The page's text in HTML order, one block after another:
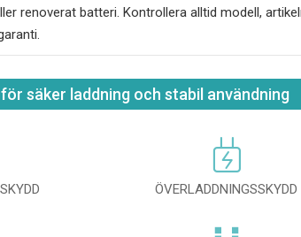
renoverat batteri. Kontrollera alltid modell,
säker laddning och stabil användning
ÖVERLADDNINGSSKYDD